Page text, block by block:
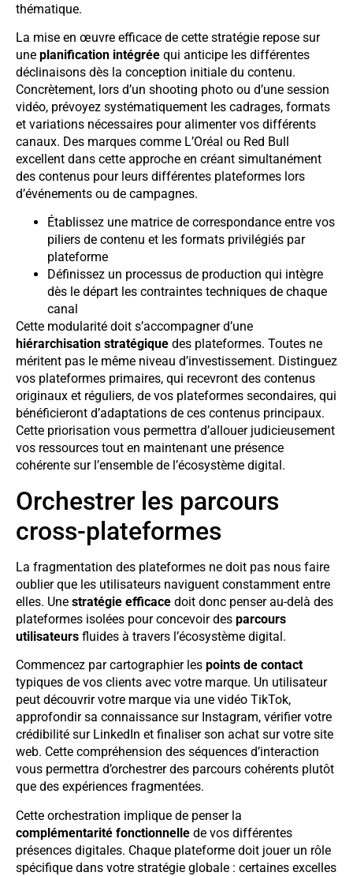
thématique.
La mise en œuvre efficace de cette stratégie repose sur
une planification intégrée qui anticipe les différentes
déclinaisons dès la conception initiale du contenu.
Concrètement, lors d’un shooting photo ou d’une session
vidéo, prévoyez systématiquement les cadrages, formats
et variations nécessaires pour alimenter vos différents
canaux. Des marques comme L’Oréal ou Red Bull
excellent dans cette approche en créant simultanément
des contenus pour leurs différentes plateformes lors
d’événements ou de campagnes.
Établissez une matrice de correspondance entre vos
piliers de contenu et les formats privilégiés par
plateforme
Définissez un processus de production qui intègre
dès le départ les contraintes techniques de chaque
canal
Cette modularité doit s’accompagner d’une
hiérarchisation stratégique des plateformes. Toutes ne
méritent pas le même niveau d’investissement. Distinguez
vos plateformes primaires, qui recevront des contenus
originaux et réguliers, de vos plateformes secondaires, qui
bénéficieront d’adaptations de ces contenus principaux.
Cette priorisation vous permettra d’allouer judicieusement
vos ressources tout en maintenant une présence
cohérente sur l’ensemble de l’écosystème digital.
Orchestrer les parcours
cross-plateformes
La fragmentation des plateformes ne doit pas nous faire
oublier que les utilisateurs naviguent constamment entre
elles. Une stratégie efficace doit donc penser au-delà des
plateformes isolées pour concevoir des parcours
utilisateurs fluides à travers l’écosystème digital.
Commencez par cartographier les points de contact
typiques de vos clients avec votre marque. Un utilisateur
peut découvrir votre marque via une vidéo TikTok,
approfondir sa connaissance sur Instagram, vérifier votre
crédibilité sur LinkedIn et finaliser son achat sur votre site
web. Cette compréhension des séquences d’interaction
vous permettra d’orchestrer des parcours cohérents plutôt
que des expériences fragmentées.
Cette orchestration implique de penser la
complémentarité fonctionnelle de vos différentes
présences digitales. Chaque plateforme doit jouer un rôle
spécifique dans votre stratégie globale : certaines excelles